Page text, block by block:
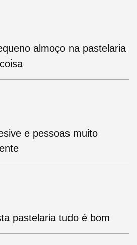
almoço na pastelaria
e pessoas muito
pastelaria tudo é bom